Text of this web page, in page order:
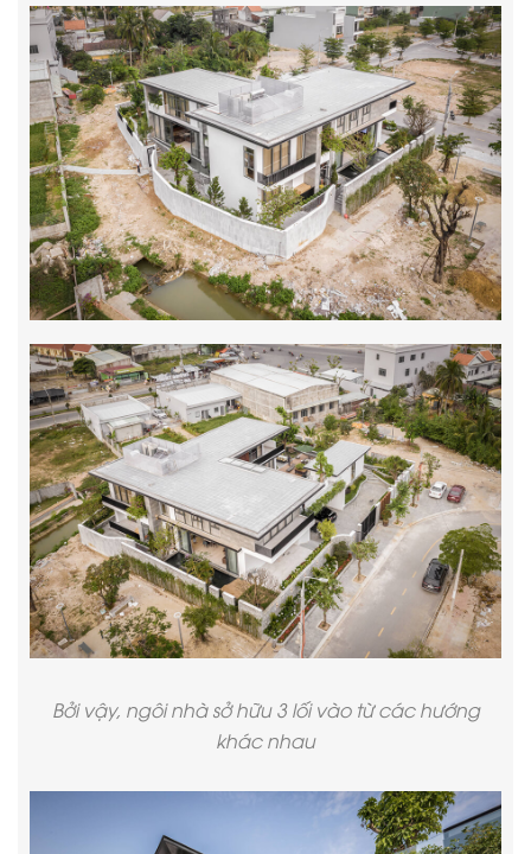
Bởi vậy, ngôi nhà sở hữu 3 lối vào từ các hướng
khác nhau